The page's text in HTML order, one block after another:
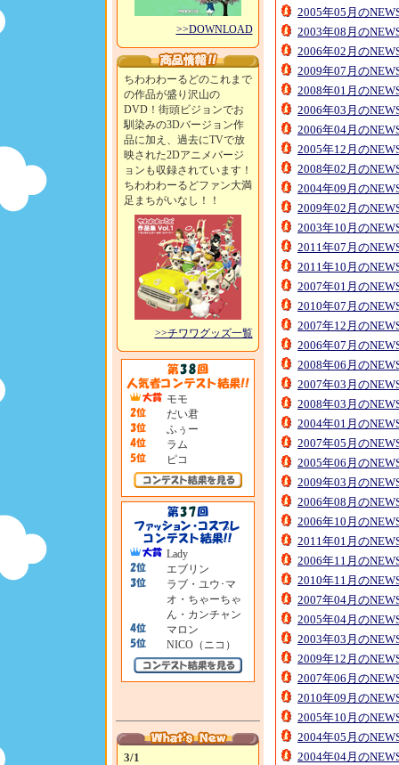
>>DOWNLOAD
ちわわわーるどのこれまで
の作品が盛り沢山の
DVD！街頭ビジョンでお
馴染みの3Dバージョン作
品に加え、過去にTVで放
映された2Dアニメバージ
ョンも収録されています！
ちわわわーるどファン大満
足まちがいなし！！
>>チワワグッズ一覧
モモ
だい君
ふぅー
ラム
ピコ
Lady
エブリン
ラブ・ユウ･マ
オ・ちゃーちゃ
ん・カンチャン
マロン
NICO（ニコ）
3/1
2005年05月の
2003年08月の
2006年02月の
2009年07月の
2008年01月の
2006年03月の
2006年04月の
2005年12月の
2008年02月の
2004年09月の
2009年02月の
2003年10月の
2011年07月の
2011年10月の
2007年01月の
2010年07月の
2007年12月の
2006年07月の
2008年06月の
2007年03月の
2008年03月の
2004年01月の
2007年05月の
2005年06月の
2009年03月の
2006年08月の
2006年10月の
2011年01月の
2006年11月の
2010年11月の
2007年04月の
2005年04月の
2003年03月の
2009年12月の
2007年06月の
2010年09月の
2005年10月の
2004年05月の
2004年04月の